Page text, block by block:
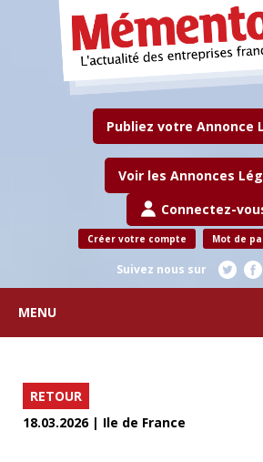
Publiez votre Annonce
Voir les Annonces
Connectez-
Créer votre compte Mot de
Suivez nous sur
MENU
RETOUR
18.03.2026 | Ile de France